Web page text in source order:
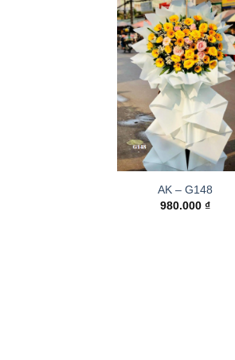
AK – G148
980.000 ₫